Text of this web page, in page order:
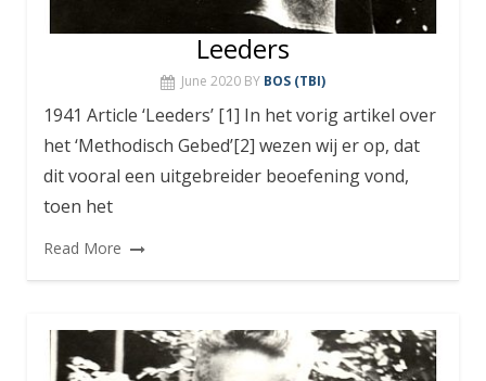
Leeders
June 2020 BY BOS (TBI)
1941 Article ‘Leeders’ [1] In het vorig artikel over
het ‘Methodisch Gebed’[2] wezen wij er op, dat
dit vooral een uitgebreider beoefening vond,
toen het
Read More